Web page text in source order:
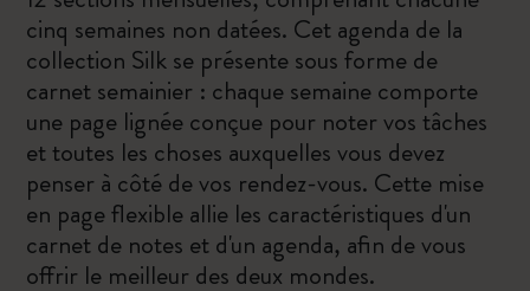
cinq semaines non datées. Cet agenda de la
collection Silk se présente sous forme de
carnet semainier : chaque semaine comporte
une page lignée conçue pour noter vos tâches
et toutes les choses auxquelles vous devez
penser à côté de vos rendez-vous. Cette mise
en page flexible allie les caractéristiques d'un
carnet de notes et d'un agenda, afin de vous
offrir le meilleur des deux mondes.